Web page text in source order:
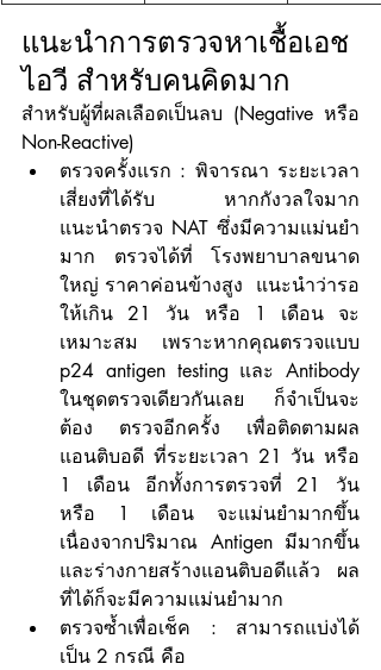
แนะนำการตรวจหาเชื้อเอช
ไอวี สำหรับคนคิดมาก
สำหรับผู้ที่ผลเลือดเป็นลบ (Negative หรือ
Non-Reactive)
ตรวจครั้งแรก : พิจารณา ระยะเวลา
เสี่ยงที่ได้รับ หากกังวลใจมาก
แนะนำตรวจ NAT ซึ่งมีความแม่นยำ
มาก ตรวจได้ที่ โรงพยาบาลขนาด
ใหญ่ ราคาค่อนข้างสูง  แนะนำว่ารอ
ให้เกิน 21 วัน หรือ 1 เดือน จะ
เหมาะสม เพราะหากคุณตรวจแบบ
p24 antigen testing และ Antibody
ในชุดตรวจเดียวกันเลย ก็จำเป็นจะ
ต้อง ตรวจอีกครั้ง เพื่อติดตามผล
แอนติบอดี ที่ระยะเวลา 21 วัน หรือ
1 เดือน อีกทั้งการตรวจที่ 21 วัน
หรือ 1 เดือน จะแม่นยำมากขึ้น
เนื่องจากปริมาณ Antigen มีมากขึ้น
และร่างกายสร้างแอนติบอดีแล้ว ผล
ที่ได้ก็จะมีความแม่นยำมาก
ตรวจซ้ำเพื่อเช็ค : สามารถแบ่งได้
เป็น 2 กรณี คือ